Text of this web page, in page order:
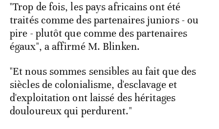
"Trop de fois, les pays africains ont été
traités comme des partenaires juniors - ou
pire - plutôt que comme des partenaires
égaux", a affirmé M. Blinken.
"Et nous sommes sensibles au fait que des
siècles de colonialisme, d'esclavage et
d'exploitation ont laissé des héritages
douloureux qui perdurent."